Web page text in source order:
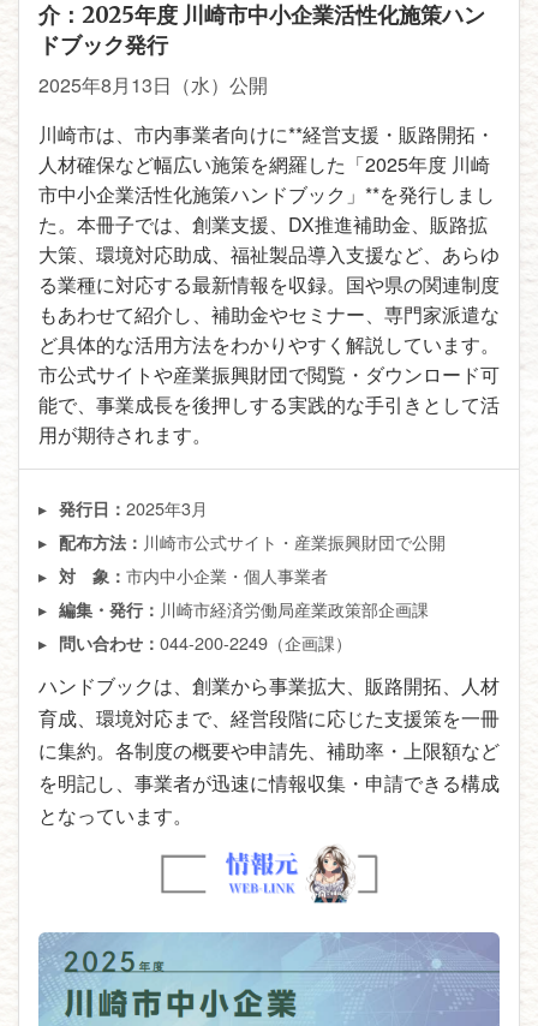
介：2025年度 川崎市中小企業活性化施策ハン
ドブック発行
2025年8月13日（水）公開
川崎市は、市内事業者向けに**経営支援・販路開拓・
人材確保など幅広い施策を網羅した「2025年度 川崎
市中小企業活性化施策ハンドブック」**を発行しまし
た。本冊子では、創業支援、DX推進補助金、販路拡
大策、環境対応助成、福祉製品導入支援など、あらゆ
る業種に対応する最新情報を収録。国や県の関連制度
もあわせて紹介し、補助金やセミナー、専門家派遣な
ど具体的な活用方法をわかりやすく解説しています。
市公式サイトや産業振興財団で閲覧・ダウンロード可
能で、事業成長を後押しする実践的な手引きとして活
用が期待されます。
発行日：2025年3月
配布方法： 川崎市公式サイト・産業振興財団で公開
対 象：市内中小企業・個人事業者
編集・発行： 川崎市経済労働局産業政策部企画課
問い合わせ：044-200-2249（企画課）
ハンドブックは、創業から事業拡大、販路開拓、人材
育成、環境対応まで、経営段階に応じた支援策を一冊
に集約。各制度の概要や申請先、補助率・上限額など
を明記し、事業者が迅速に情報収集・申請できる構成
となっています。